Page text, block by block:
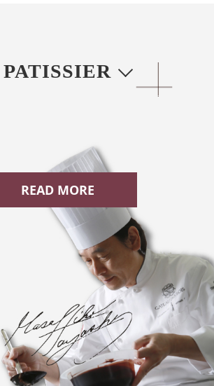
PATISSIER
開催されているのが『La Coupe du
（クープ デュ モンド パティスリ
で、１９９１年、日本人初の優勝を勝ち
。今ではパティシエがＴＶや雑誌などの
存在となっているが、パティシエの仕
ティシエが誇る世界レベルの技術の高さ
でも正しく評価するきっかけをつくった
績と言っても過言ではないであろう。そ
価され、現在、「クープ デュ モンド パテ
の国内予選公認審査員や、「クラブ・ド
デ・ロワ」の関西支部副会長なども務め
を獲得した後も、技術・センスを磨き続
READ MORE